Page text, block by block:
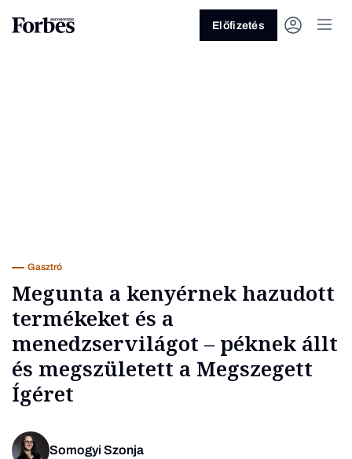
Előfizetés
Gasztró
Megunta a kenyérnek hazudott
termékeket és a
menedzservilágot – péknek állt
és megszületett a Megszegett
Ígéret
Somogyi Szonja